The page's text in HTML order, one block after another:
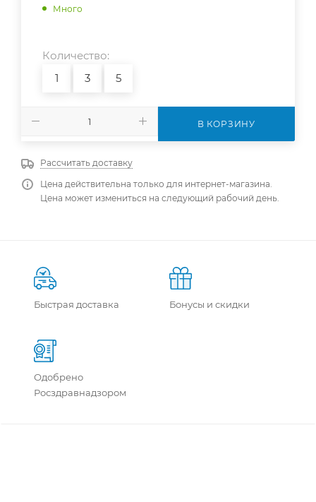
Много
Количество:
1
3 5
В КОРЗИНУ
Рассчитать доставку
Цена действительна только для интернет-магазина.
Цена может измениться на следующий рабочий день.
Быстрая доставка Бонусы и скидки
Одобрено
Росздравнадзором